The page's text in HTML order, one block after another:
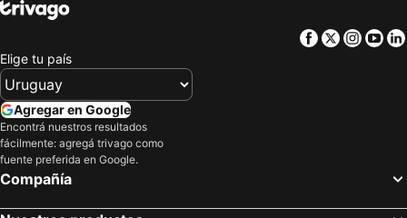
Facebook
Twitter
Elige tu país
Agregar en Google
Encontrá nuestros resultados
fácilmente: agregá trivago como
fuente preferida en Google.
Compañía